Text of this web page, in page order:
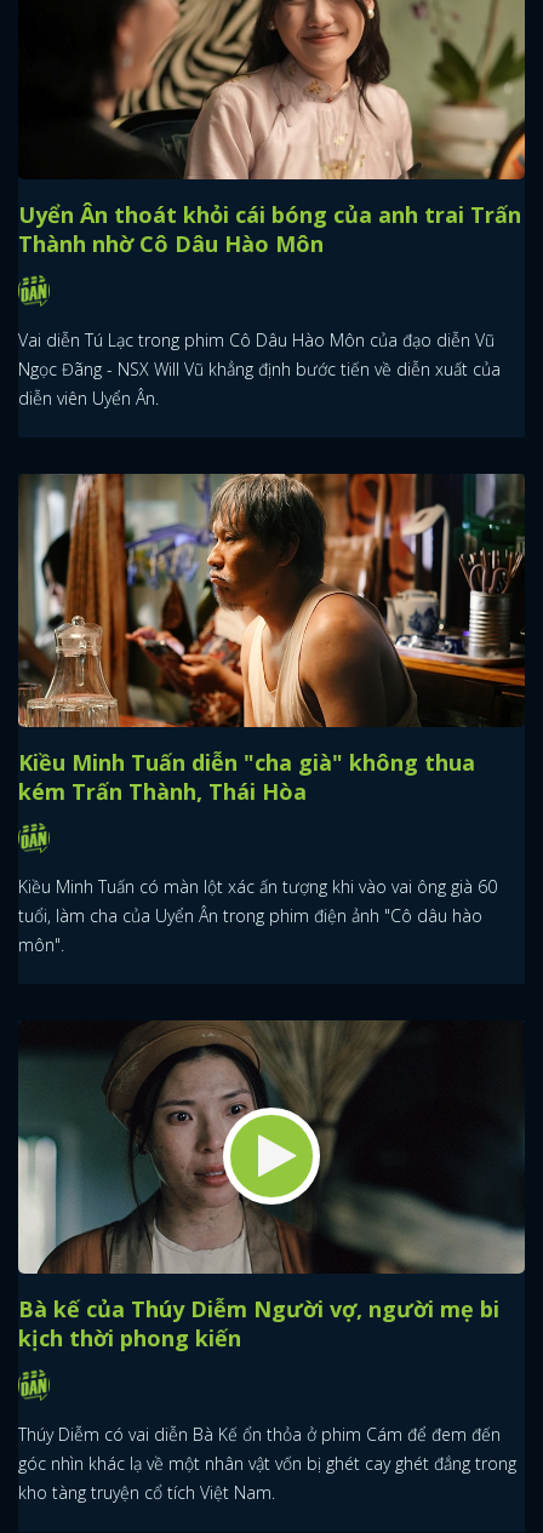
Uyển Ân thoát khỏi cái bóng của anh trai Trấn
Thành nhờ Cô Dâu Hào Môn
Vai diễn Tú Lạc trong phim Cô Dâu Hào Môn của đạo diễn Vũ
Ngọc Đãng - NSX Will Vũ khẳng định bước tiến về diễn xuất của
diễn viên Uyển Ân.
Kiều Minh Tuấn diễn "cha già" không thua
kém Trấn Thành, Thái Hòa
Kiều Minh Tuấn có màn lột xác ấn tượng khi vào vai ông già 60
tuổi, làm cha của Uyển Ân trong phim điện ảnh "Cô dâu hào
môn".
Bà kế của Thúy Diễm Người vợ, người mẹ bi
kịch thời phong kiến
Thúy Diễm có vai diễn Bà Kế ổn thỏa ở phim Cám để đem đến
góc nhìn khác lạ về một nhân vật vốn bị ghét cay ghét đắng trong
kho tàng truyện cổ tích Việt Nam.